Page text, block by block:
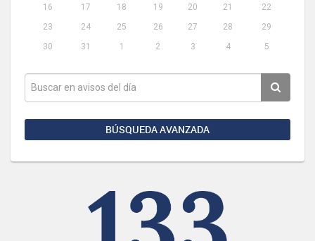
16
17 18 19 20 21
22
23
24 25 26 27 28
29
30
31 1 2 3 4 5
BÚSQUEDA AVANZADA